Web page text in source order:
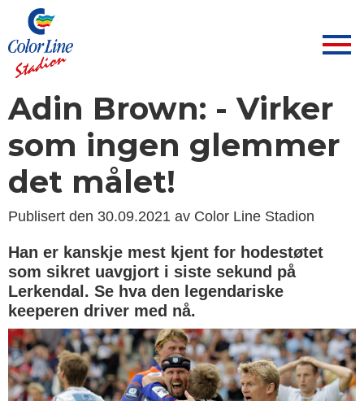
Adin Brown: - Virker
som ingen glemmer
det målet!
Publisert den 30.09.2021 av Color Line Stadion
Han er kanskje mest kjent for hodestøtet
som sikret uavgjort i siste sekund på
Lerkendal. Se hva den legendariske
keeperen driver med nå.